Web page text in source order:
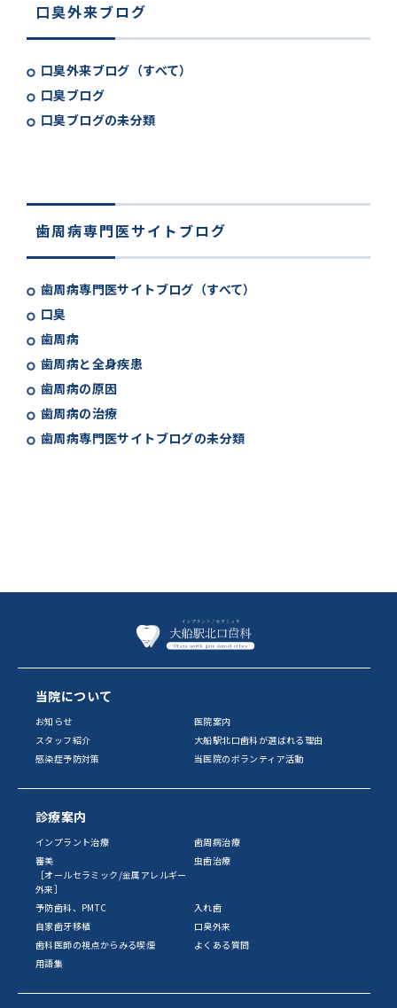
口臭外来ブログ
口臭外来ブログ（すべて）
口臭ブログ
口臭ブログの未分類
歯周病専門医サイトブログ
歯周病専門医サイトブログ（すべて）
口臭
歯周病
歯周病と全身疾患
歯周病の原因
歯周病の治療
歯周病専門医サイトブログの未分類
当院について
お知らせ
医院案内
スタッフ紹介
大船駅北口歯科が選ばれる理由
感染症予防対策
当医院のボランティア活動
診療案内
インプラント治療
歯周病治療
審美
［オールセラミック/金属アレルギー
外来］
虫歯治療
予防歯科、PMTC
入れ歯
自家歯牙移植
口臭外来
歯科医師の視点からみる喫煙
よくある質問
用語集